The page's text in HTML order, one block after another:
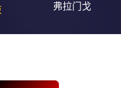
弗拉门戈
卡VS弗拉门戈